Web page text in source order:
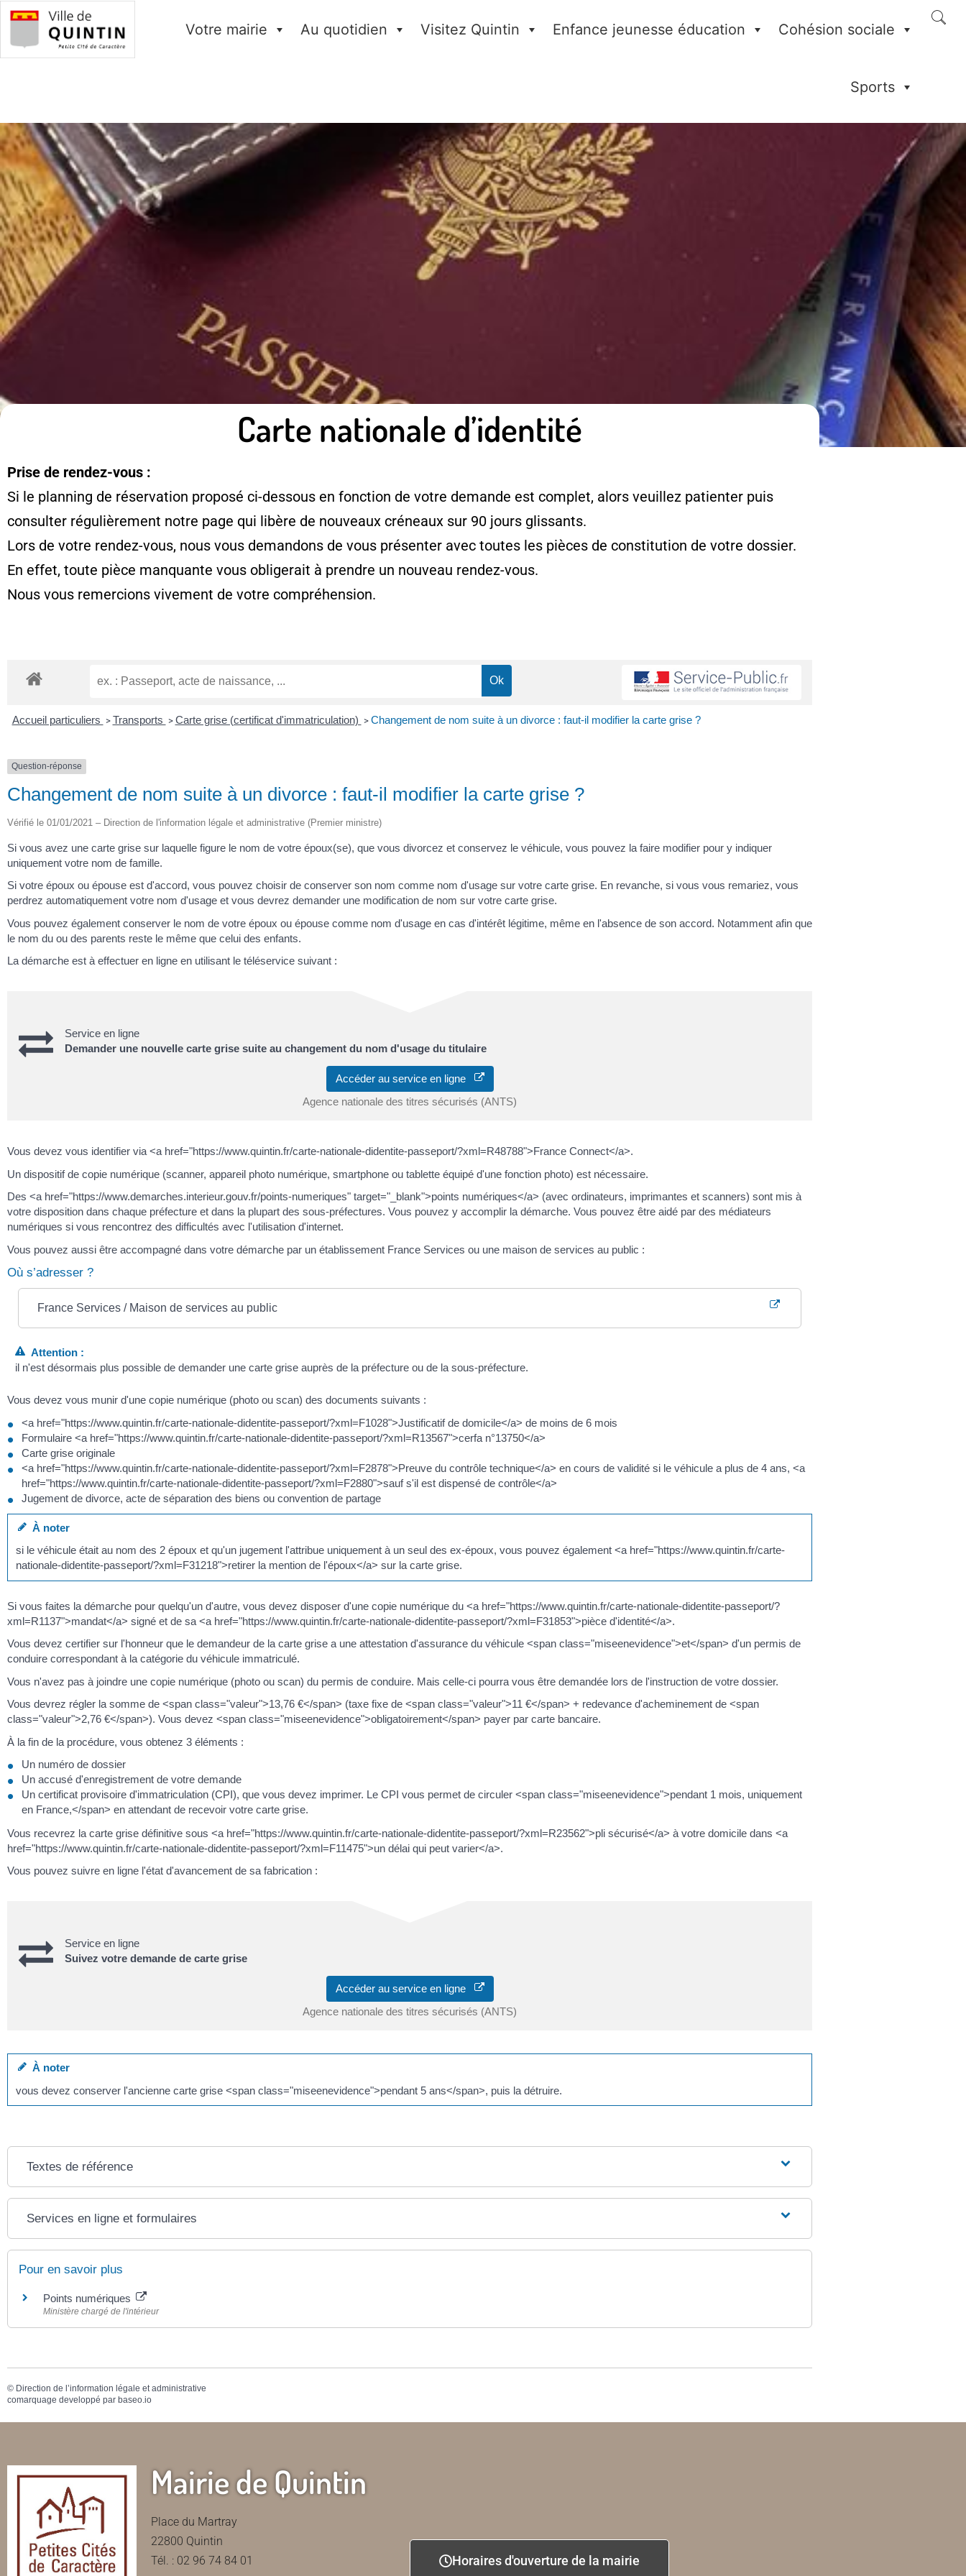
Votre mairie Au quotidien Visitez Quintin Enfance jeunesse éducation Cohésion sociale
Sports
Carte nationale d’identité
Prise de rendez-vous :
Si le planning de réservation proposé ci-dessous en fonction de votre demande est complet, alors veuillez patienter puis
consulter régulièrement notre page qui libère de nouveaux créneaux sur 90 jours glissants.
Lors de votre rendez-vous, nous vous demandons de vous présenter avec toutes les pièces de constitution de votre dossier.
En effet, toute pièce manquante vous obligerait à prendre un nouveau rendez-vous.
Nous vous remercions vivement de votre compréhension.
Accueil particuliers > Transports > Carte grise (certificat d'immatriculation) > Changement de nom suite à un divorce : faut-il modifier la carte grise ?
Question-réponse
Changement de nom suite à un divorce : faut-il modifier la carte grise ?
Vérifié le 01/01/2021 – Direction de l'information légale et administrative (Premier ministre)
Si vous avez une carte grise sur laquelle figure le nom de votre époux(se), que vous divorcez et conservez le véhicule, vous pouvez la faire modifier pour y indiquer
uniquement votre nom de famille.
Si votre époux ou épouse est d'accord, vous pouvez choisir de conserver son nom comme nom d'usage sur votre carte grise. En revanche, si vous vous remariez, vous
perdrez automatiquement votre nom d'usage et vous devrez demander une modification de nom sur votre carte grise.
Vous pouvez également conserver le nom de votre époux ou épouse comme nom d'usage en cas d'intérêt légitime, même en l'absence de son accord. Notamment afin que
le nom du ou des parents reste le même que celui des enfants.
La démarche est à effectuer en ligne en utilisant le téléservice suivant :
Service en ligne
Demander une nouvelle carte grise suite au changement du nom d'usage du titulaire
Accéder au service en ligne
Agence nationale des titres sécurisés (ANTS)
Vous devez vous identifier via <a href="https://www.quintin.fr/carte-nationale-didentite-passeport/?xml=R48788">France Connect</a>.
Un dispositif de copie numérique (scanner, appareil photo numérique, smartphone ou tablette équipé d'une fonction photo) est nécessaire.
Des <a href="https://www.demarches.interieur.gouv.fr/points-numeriques" target="_blank">points numériques</a> (avec ordinateurs, imprimantes et scanners) sont mis à
votre disposition dans chaque préfecture et dans la plupart des sous-préfectures. Vous pouvez y accomplir la démarche. Vous pouvez être aidé par des médiateurs
numériques si vous rencontrez des difficultés avec l'utilisation d'internet.
Vous pouvez aussi être accompagné dans votre démarche par un établissement France Services ou une maison de services au public :
Où s’adresser ?
France Services / Maison de services au public
Attention :
il n'est désormais plus possible de demander une carte grise auprès de la préfecture ou de la sous-préfecture.
Vous devez vous munir d'une copie numérique (photo ou scan) des documents suivants :
<a href="https://www.quintin.fr/carte-nationale-didentite-passeport/?xml=F1028">Justificatif de domicile</a> de moins de 6 mois
Formulaire <a href="https://www.quintin.fr/carte-nationale-didentite-passeport/?xml=R13567">cerfa n°13750</a>
Carte grise originale
<a href="https://www.quintin.fr/carte-nationale-didentite-passeport/?xml=F2878">Preuve du contrôle technique</a> en cours de validité si le véhicule a plus de 4 ans, <a
href="https://www.quintin.fr/carte-nationale-didentite-passeport/?xml=F2880">sauf s'il est dispensé de contrôle</a>
Jugement de divorce, acte de séparation des biens ou convention de partage
À noter
si le véhicule était au nom des 2 époux et qu'un jugement l'attribue uniquement à un seul des ex-époux, vous pouvez également <a href="https://www.quintin.fr/carte-
nationale-didentite-passeport/?xml=F31218">retirer la mention de l'époux</a> sur la carte grise.
Si vous faites la démarche pour quelqu'un d'autre, vous devez disposer d'une copie numérique du <a href="https://www.quintin.fr/carte-nationale-didentite-passeport/?
xml=R1137">mandat</a> signé et de sa <a href="https://www.quintin.fr/carte-nationale-didentite-passeport/?xml=F31853">pièce d'identité</a>.
Vous devez certifier sur l'honneur que le demandeur de la carte grise a une attestation d'assurance du véhicule <span class="miseenevidence">et</span> d'un permis de
conduire correspondant à la catégorie du véhicule immatriculé.
Vous n'avez pas à joindre une copie numérique (photo ou scan) du permis de conduire. Mais celle-ci pourra vous être demandée lors de l'instruction de votre dossier.
Vous devrez régler la somme de <span class="valeur">13,76 €</span> (taxe fixe de <span class="valeur">11 €</span> + redevance d'acheminement de <span
class="valeur">2,76 €</span>). Vous devez <span class="miseenevidence">obligatoirement</span> payer par carte bancaire.
À la fin de la procédure, vous obtenez 3 éléments :
Un numéro de dossier
Un accusé d'enregistrement de votre demande
Un certificat provisoire d'immatriculation (CPI), que vous devez imprimer. Le CPI vous permet de circuler <span class="miseenevidence">pendant 1 mois, uniquement
en France,</span> en attendant de recevoir votre carte grise.
Vous recevrez la carte grise définitive sous <a href="https://www.quintin.fr/carte-nationale-didentite-passeport/?xml=R23562">pli sécurisé</a> à votre domicile dans <a
href="https://www.quintin.fr/carte-nationale-didentite-passeport/?xml=F11475">un délai qui peut varier</a>.
Vous pouvez suivre en ligne l'état d'avancement de sa fabrication :
Service en ligne
Suivez votre demande de carte grise
Accéder au service en ligne
Agence nationale des titres sécurisés (ANTS)
À noter
vous devez conserver l'ancienne carte grise <span class="miseenevidence">pendant 5 ans</span>, puis la détruire.
Textes de référence
Services en ligne et formulaires
Pour en savoir plus
Points numériques
Ministère chargé de l'intérieur
© Direction de l’information légale et administrative
comarquage developpé par baseo.io
Mairie de Quintin
Place du Martray
22800 Quintin
Tél. : 02 96 74 84 01
Horaires d'ouverture de la mairie